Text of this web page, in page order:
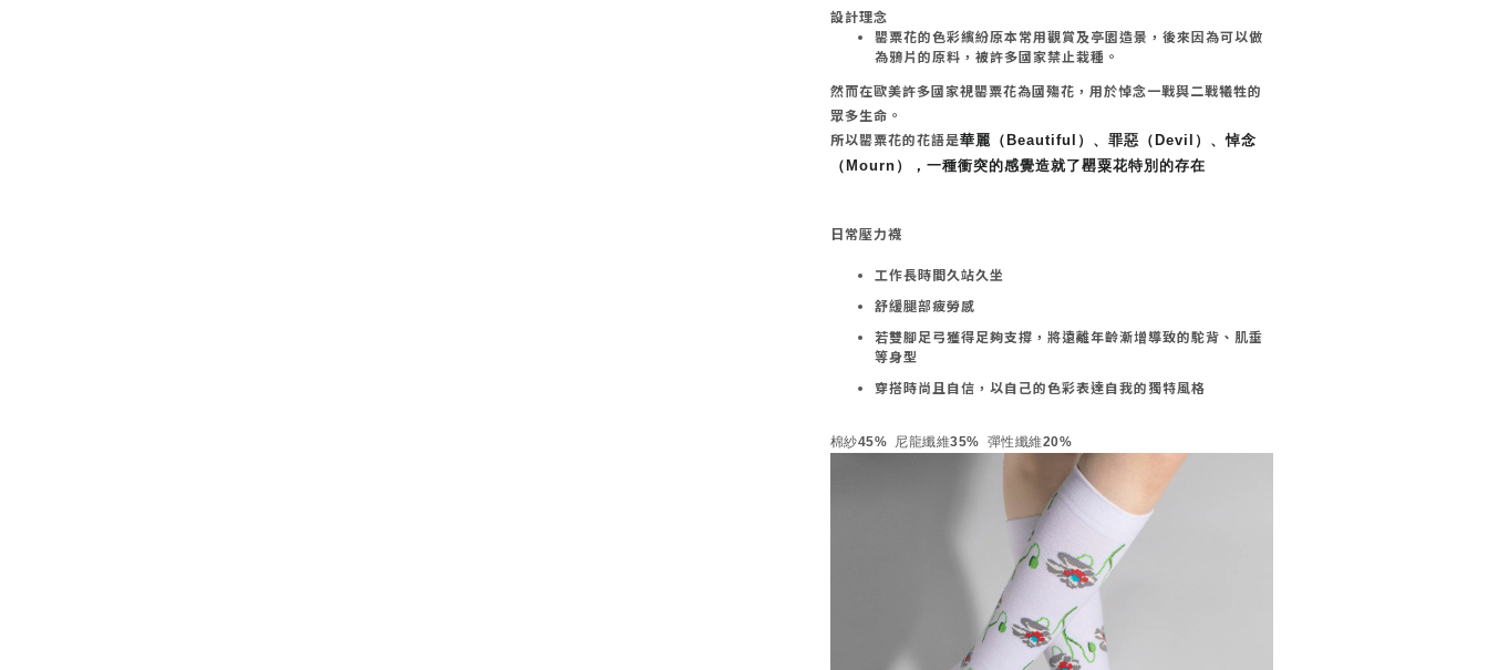
設計理念
罌粟花的色彩繽紛原本常用觀賞及亭園造景，後來因為可以做
為鴉片的原料，被許多國家禁止栽種。
然而在歐美許多國家視罌粟花為國殤花，用於悼念一戰與二戰犧牲的
眾多生命。
所以罌粟花的花語是華麗（ Beautiful ）、罪惡（ Devil ）、悼念
（ Mourn ），一種衝突的感覺造就了罌粟花特別的存在
日常壓力襪
工作長時間久站久坐
舒緩腿部疲勞感
若雙腳足弓獲得足夠支撐，將遠離年齡漸增導致的駝背、肌垂
等身型
穿搭時尚且自信，以自己的色彩表達自我的獨特風格
棉紗45% 尼龍纖維35% 彈性纖維20%